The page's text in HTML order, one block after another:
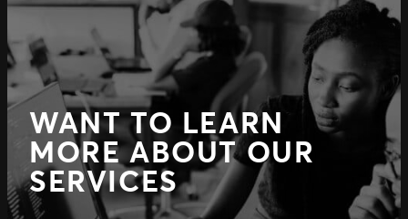
WANT TO LEARN
MORE ABOUT OUR
SERVICES